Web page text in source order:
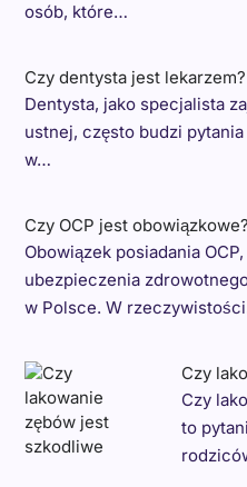
osób, które…
Czy dentysta jest lekarzem?
Dentysta, jako specjalista
ustnej, często budzi
w…
Czy OCP jest obowiązkowe?
Obowiązek posiadania
ubezpieczenia
w Polsce. W
Czy
Czy
to